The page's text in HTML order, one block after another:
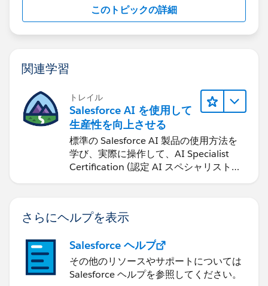
このトピックの詳細
関連学習
トレイル
Salesforce AI を使用して
生産性を向上させる
標準の Salesforce AI 製品の使用方法を
学び、実際に操作して、AI Specialist
Certification (認定 AI スペシャリスト資
さらにヘルプを表示
Salesforce ヘルプ
その他のリソースやサポートについては
Salesforce ヘルプを参照してください。